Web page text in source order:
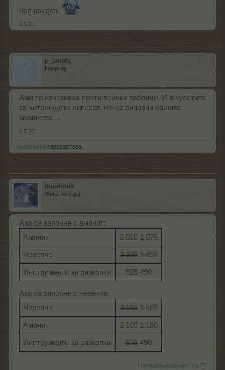
нов раздел.
7.5.25
p_janeta
Комисар
Ами то изчезнаха почти всички таблици. И в куестите
за читалището липсват. Не са виновни нашите
момичета ...
7.5.25
mushnu4ka харесва това.
mushnuk
Жива легенда
Ако се започне с амонит:
Амонит
2 0101 075​
Черепче 3 3351 852​
Инструменти за разкопки 525490​
Ако се започне с черепче:
Черепче
3 1951 665​
Амонит 2 1051 180​
Инструменти за разкопки 525490​
Последна редакция: 7.5.25